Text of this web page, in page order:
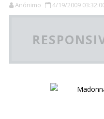
Anónimo 4/19/2009